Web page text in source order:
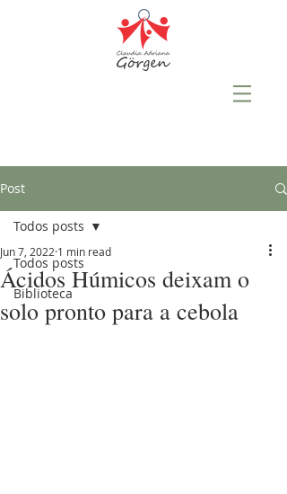
Post
Todos posts
Biblioteca
Todos posts
Ácidos Húmicos deixam o
solo pronto para a cebola
Jun 7, 2022 1 min read